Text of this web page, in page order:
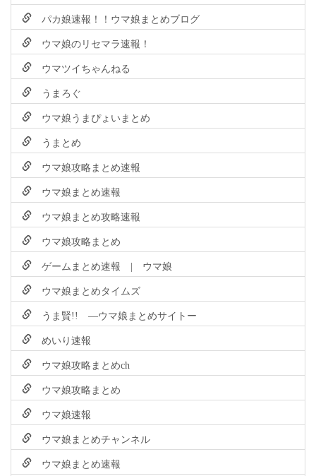
パカ娘速報！！ウマ娘まとめブログ
ウマ娘のリセマラ速報！
ウマツイちゃんねる
うまろぐ
ウマ娘うまぴょいまとめ
うまとめ
ウマ娘攻略まとめ速報
ウマ娘まとめ速報
ウマ娘まとめ攻略速報
ウマ娘攻略まとめ
ゲームまとめ速報 | ウマ娘
ウマ娘まとめタイムズ
うま賢!! ―ウマ娘まとめサイトー
めいり速報
ウマ娘攻略まとめch
ウマ娘攻略まとめ
ウマ娘速報
ウマ娘まとめチャンネル
ウマ娘まとめ速報